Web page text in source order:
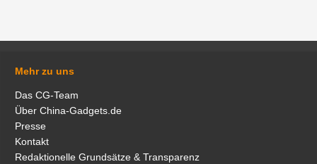
Mehr zu uns
Das CG-Team
Über China-Gadgets.de
Presse
Kontakt
Redaktionelle Grundsätze & Transparenz